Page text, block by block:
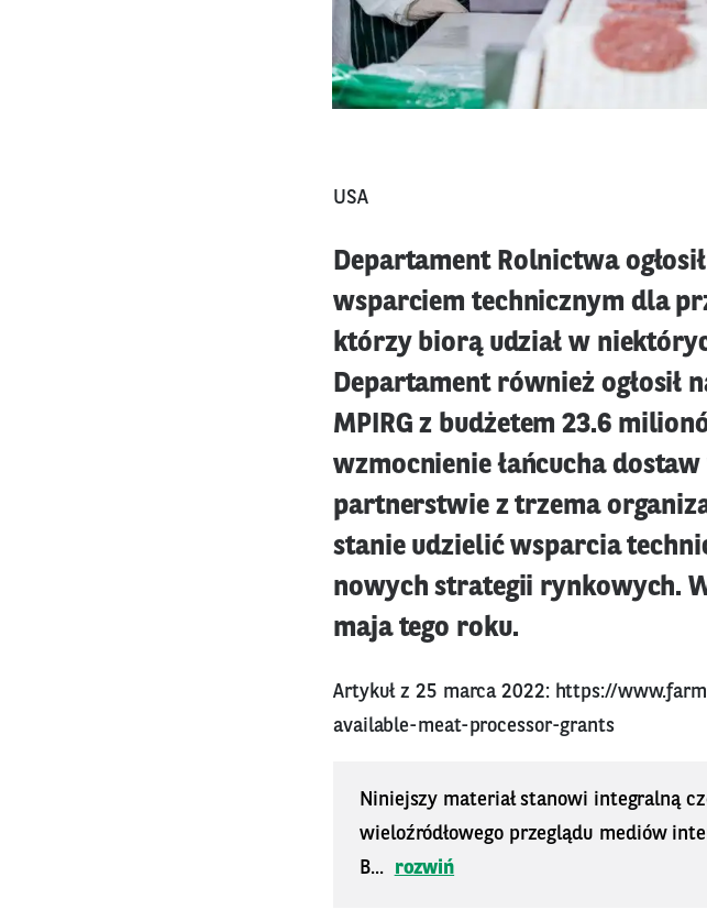
USA
Departament Rolnictwa
wsparciem technicznym dla
którzy biorą udział w
Departament również
MPIRG z budżetem 23.6
wzmocnienie łańcucha
partnerstwie z trzema
stanie udzielić wsparcia
nowych strategii rynkowych.
maja tego roku.
Artykuł z 25 marca 2022: https://
available-meat-processor-grants
Niniejszy materiał stanowi integralną
wieloźródłowego przeglądu mediów
B...
rozwiń